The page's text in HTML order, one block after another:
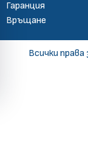
Гаранция
Връщане
Всички права